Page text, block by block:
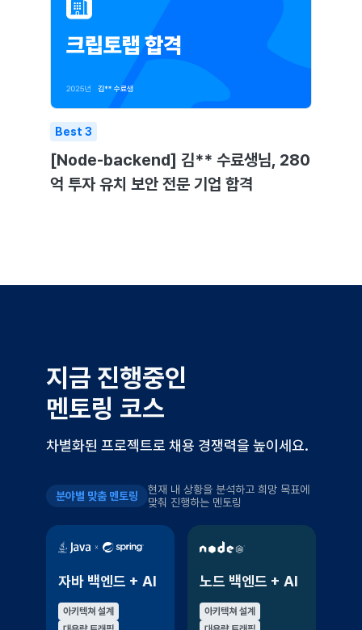
Best 3
[Node-backend] 김** 수료생님, 280
억 투자 유치 보안 전문 기업 합격
지금 진행중인
멘토링 코스
차별화된 프로젝트로 채용 경쟁력을 높이세요.
분야별 맞춤 멘토링
현재 내 상황을 분석하고 희망 목표에
맞춰 진행하는 멘토링
자바 백엔드 + AI
아키텍쳐 설계
노드 백엔드 + AI
아키텍쳐 설계